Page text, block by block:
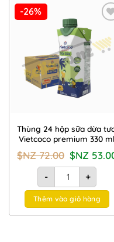
-26%
Add to
Wishlist
Thùng 24 hộp sữa dừa
Vietcoco premium 330 ml
$NZ72.00 Giá
gốc
là:
72.00.
$NZ
-
Thùng 24 hộp
+
Thêm vào giỏ hàng